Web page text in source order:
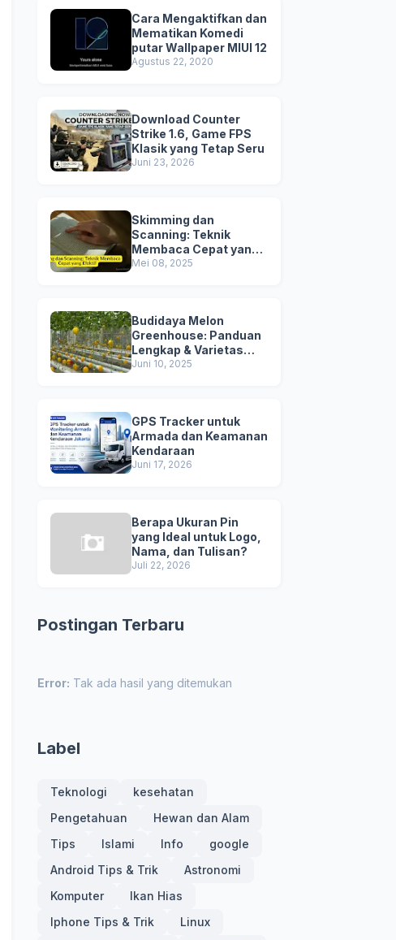
Cara Mengaktifkan dan
Mematikan Komedi
putar Wallpaper MIUI 12
Agustus 22, 2020
Download Counter
Strike 1.6, Game FPS
Klasik yang Tetap Seru
Juni 23, 2026
Skimming dan
Scanning: Teknik
Membaca Cepat yang
Efektif
Mei 08, 2025
Budidaya Melon
Greenhouse: Panduan
Lengkap & Varietas
Unggul
Juni 10, 2025
GPS Tracker untuk
Armada dan Keamanan
Kendaraan
Juni 17, 2026
Berapa Ukuran Pin
yang Ideal untuk Logo,
Nama, dan Tulisan?
Juli 22, 2026
Postingan Terbaru
Error: Tak ada hasil yang ditemukan
Label
Teknologi
kesehatan
Pengetahuan
Hewan dan Alam
Tips
Islami Info
google
Android Tips & Trik
Astronomi
Komputer
Ikan Hias
Iphone Tips & Trik
Linux